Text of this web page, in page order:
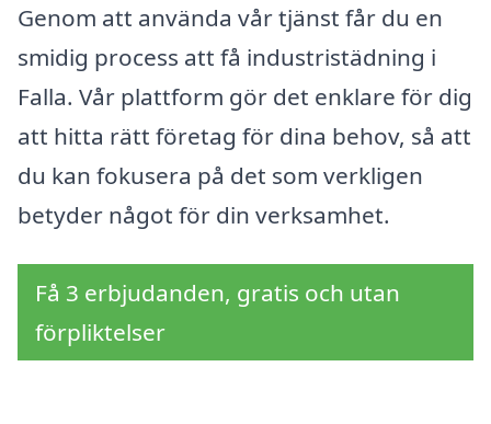
Genom att använda vår tjänst får du en
smidig process att få industristädning i
Falla. Vår plattform gör det enklare för dig
att hitta rätt företag för dina behov, så att
du kan fokusera på det som verkligen
betyder något för din verksamhet.
Få 3 erbjudanden, gratis och utan
förpliktelser